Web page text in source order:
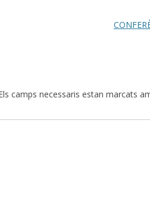
camps necessaris estan marcats